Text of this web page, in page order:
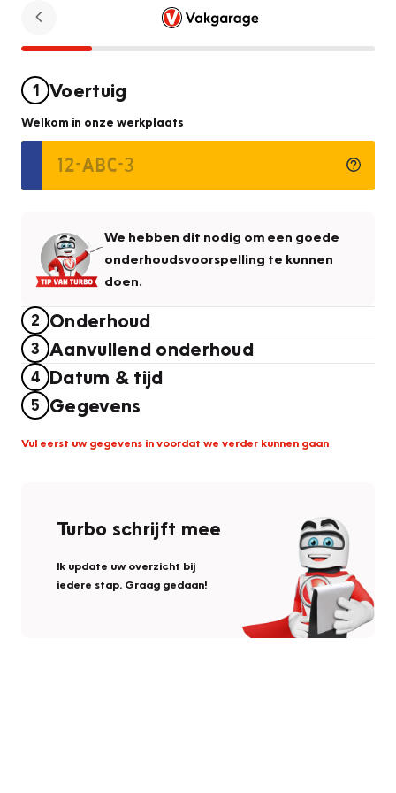
1 Voertuig
Welkom in onze werkplaats
We hebben dit nodig om een goede
onderhoudsvoorspelling te kunnen
doen.
2 Onderhoud
3 Aanvullend onderhoud
4 Datum & tijd
5 Gegevens
Vul eerst uw gegevens in voordat we verder kunnen gaan
Turbo schrijft mee
Ik update uw overzicht bij
iedere stap. Graag gedaan!